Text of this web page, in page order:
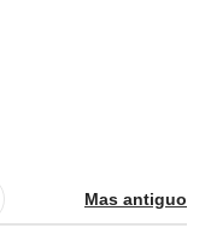
Mas antiguo